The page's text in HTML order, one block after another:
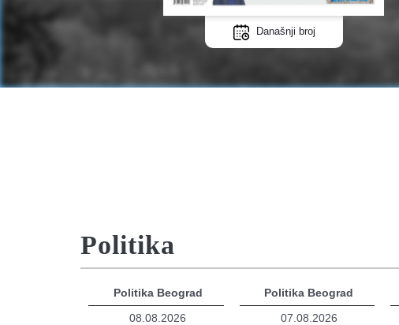
Današnji broj
Politika
Politika Beograd
08.08.2026
Politika Beograd
07.08.2026